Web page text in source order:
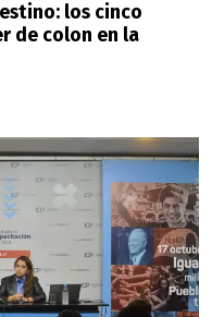
los cinco
de colon en la